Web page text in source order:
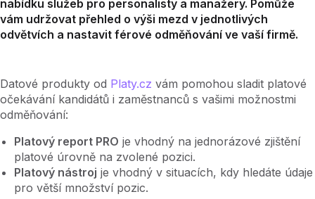
nabídku služeb pro personalisty a manažery. Pomůže
vám udržovat přehled o výši mezd v jednotlivých
odvětvích a nastavit férové odměňování ve vaší firmě.
Datové produkty od Platy.cz vám pomohou sladit platové
očekávání kandidátů i zaměstnanců s vašimi možnostmi
odměňování:
Platový report PRO je vhodný na jednorázové zjištění
platové úrovně na zvolené pozici.
Platový nástroj je vhodný v situacích, kdy hledáte údaje
pro větší množství pozic.